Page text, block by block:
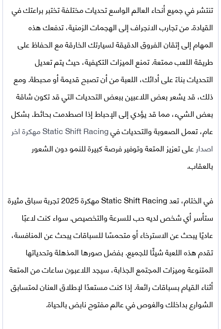
تنتشر في جميع أنحاء العالم الواسع تحديات مختلفة تختبر براعتك في
القيادة. من تجارب الانجراف إلى الهجمات الزمنية، تدفعك هذه
المهام إلى إتقان الفروق الدقيقة لسيارتك الخارقة مع الحفاظ على
طريقة اللعب ممتعة. تمنع الميزات التكيفية، حيث يتم تعديل
التحديات بناءً على أدائك، اللعبة من أن تصبح قديمة أو محبطة. ومع
ذلك، قد يشعر بعض اللاعبين ببعض التحديات التي قد تكون شاقة
بعض الشيء، مما قد يؤدي إلى الإحباط إذا اصطدمت بحائط. بشكل
عام، تعمل الصعوبة والتحديات في
Static Shift Racing مهكرة اخر
اصدارعلى تعزيز المتعة وتوفير فرصة كبيرة للنمو دون الشعور
بالعقاب.
في الختام، تعدStatic Shift Racing مهكرة 2025
تجربة سباق مثيرة
ستأسر أي شخص لديه حب للسرعة والتخصيص. سواء كنت لاعبًا
عاديًا يبحث عن الاسترخاء أو متحمسًا للسباقات يبحث عن المنافسة،
تقدم هذه اللعبة شيئًا للجميع. بفضل صورها المذهلة وتحدياتها
المتنوعة وميزات المجتمع الجذابة، سيجد اللاعبون ساعات من المتعة
أثناء القيام بسباقات رائعة. إذا كنت مستعدًا لإطلاق العنان لمتسابق
الشوارع بداخلك والغوص في عالم مفتوح نابض بالحياة.